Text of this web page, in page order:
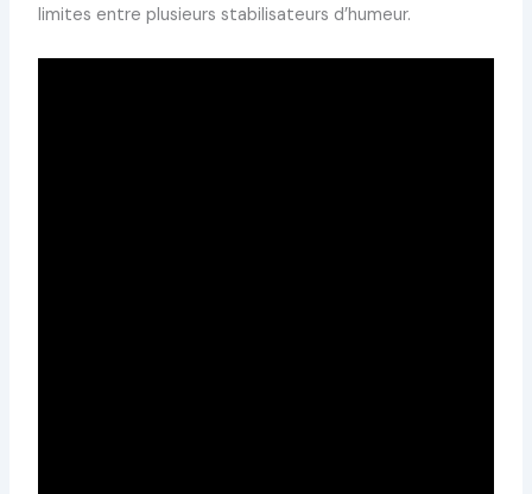
limites entre plusieurs stabilisateurs d’humeur.